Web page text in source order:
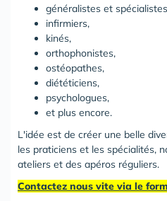
généralistes et
infirmiers,
kinés,
orthophonistes,
ostéopathes,
diététiciens,
psychologues,
et plus encore.
L'idée est de créer une belle
les praticiens et les spécialités,
ateliers et des apéros réguliers.
Contactez nous vite via le